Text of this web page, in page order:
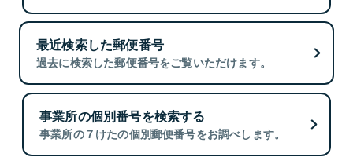
最近検索した郵便番号
過去に検索した郵便番号をご覧いただけます。
事業所の個別番号を検索する
事業所の７けたの個別郵便番号をお調べします。